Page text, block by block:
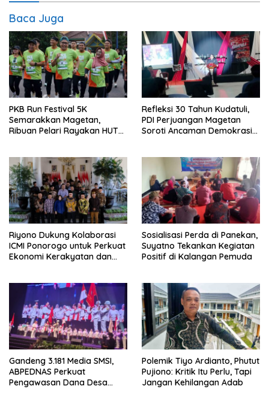
Baca Juga
PKB Run Festival 5K
Semarakkan Magetan,
Ribuan Pelari Rayakan HUT
Refleksi 30 Tahun Kudatuli,
PDI Perjuangan Magetan
Soroti Ancaman Demokrasi
Riyono Dukung Kolaborasi
ICMI Ponorogo untuk Perkuat
Ekonomi Kerakyatan dan
Sosialisasi Perda di Panekan,
Suyatno Tekankan Kegiatan
Positif di Kalangan Pemuda
Gandeng 3.181 Media SMSI,
ABPEDNAS Perkuat
Pengawasan Dana Desa
Polemik Tiyo Ardianto, Phutut
Pujiono: Kritik Itu Perlu, Tapi
Jangan Kehilangan Adab